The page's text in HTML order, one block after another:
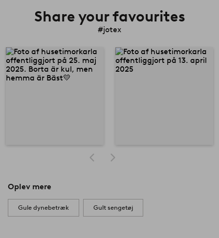
Share your favourites
#jotex
Oplev mere
Gule dynebetræk Gult sengetøj